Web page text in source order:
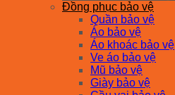
Đồng phục bảo vệ
Quần bảo vệ
Áo bảo vệ
Áo khoác bảo vệ
Ve áo bảo vệ
Mũ bảo vệ
Giày bảo vệ